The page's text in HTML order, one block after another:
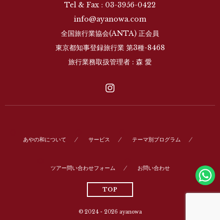
Tel & Fax : 03-3956-0422
info@ayanowa.com
全国旅行業協会(ANTA) 正会員
東京都知事登録旅行業 第3種-8468
旅行業務取扱管理者 : 森 愛
あやの和について サービス テーマ別プログラム
ツアー問い合わせフォーム お問い合わせ
TOP
© 2024 - 2026 ayanowa